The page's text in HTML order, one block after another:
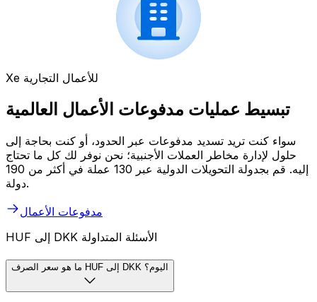
Xe للأعمال التجارية
تبسيط عمليات مدفوعات الأعمال العالمية
سواء كنت تريد تسديد مدفوعات عبر الحدود، أو كنت بحاجة إلى
حلول لإدارة مخاطر العملات الأجنبية؛ نحن نوفر لك كل ما تحتاج
إليه. قم بجدولة التحويلات الدولية عبر 130 عملة في أكثر من 190
دولة.
مدفوعات الأعمال
HUF إلى DKK الأسئلة المتداولة
ما هو سعر الصرف HUF إلى DKK اليوم؟